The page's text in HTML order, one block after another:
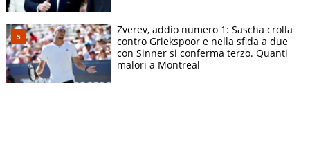
Zverev, addio numero 1: Sascha crolla
contro Griekspoor e nella sfida a due
con Sinner si conferma terzo. Quanti
malori a Montreal